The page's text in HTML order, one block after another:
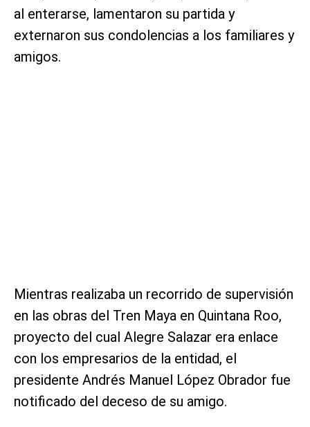
al enterarse, lamentaron su partida y
externaron sus condolencias a los familiares y
amigos.
Mientras realizaba un recorrido de supervisión
en las obras del Tren Maya en Quintana Roo,
proyecto del cual Alegre Salazar era enlace
con los empresarios de la entidad, el
presidente Andrés Manuel López Obrador fue
notificado del deceso de su amigo.